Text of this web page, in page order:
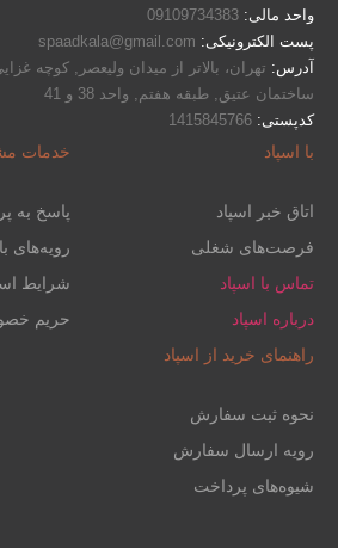
واحد مالی:
پست الکترونیکی:
آدرس: تهران، بالاتر از میدان ولیعصر, کوچه
ساختمان عتیق, طبقه هفتم, واحد 38 و 41
کدپستی:
با اسپاد
اتاق خبر اسپاد
فرصت‌های شغلی
تماس با اسپاد
درباره اسپاد
خدمات
پاسخ به
رویه‌های
شرایط
حریم
راهنمای خرید از اسپاد
نحوه ثبت سفارش
رویه ارسال سفارش
شیوه‌های پرداخت